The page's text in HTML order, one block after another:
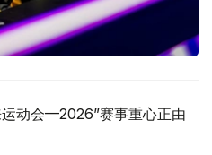
动会—2026”赛事重心正由